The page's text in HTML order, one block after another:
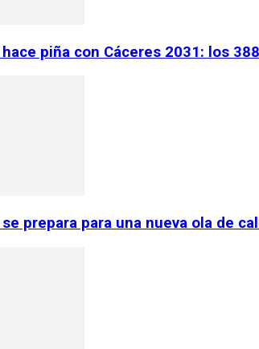
piña con Cáceres 2031: los
prepara para una nueva ola de